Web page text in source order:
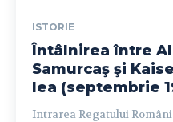
ISTORIE
Întâlnirea între
Samurcaş şi
lea (septembrie
Intrarea Regatului